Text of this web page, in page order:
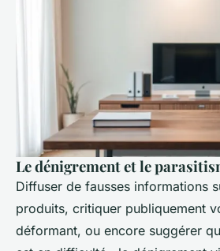
Le dénigrement et le
Diffuser de fausses informations
produits, critiquer publiquement
déformant, ou encore suggérer